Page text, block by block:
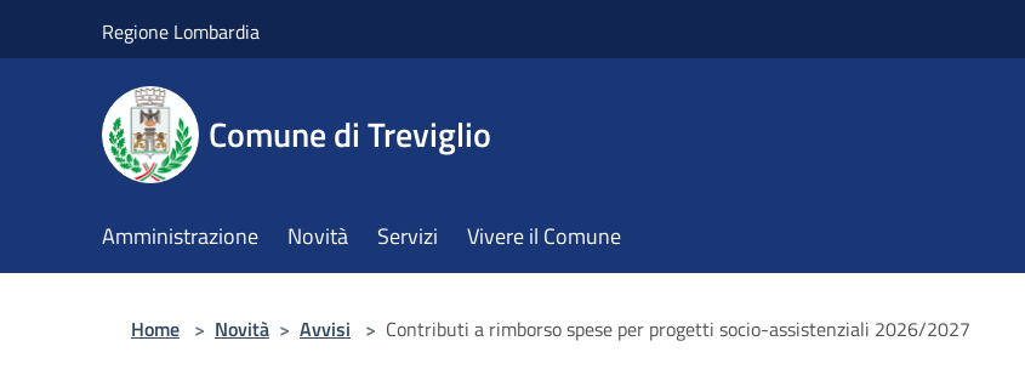
Regione Lombardia
Comune di Treviglio
Amministrazione Novità Servizi Vivere il Comune
Home > Novità > Avvisi > Contributi a rimborso spese per progetti socio-assistenziali 2026/2027